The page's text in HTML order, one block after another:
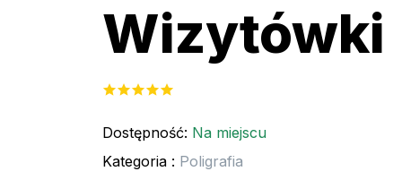
Wizytówki
Dostępność: Na miejscu
Kategoria : Poligrafia